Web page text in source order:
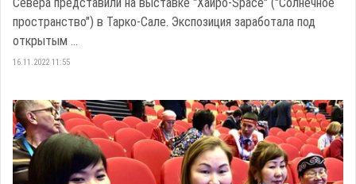
пространство") в Тарко-Сале. Экспозиция заработала под
открытым ...
16.11.2022 11:55